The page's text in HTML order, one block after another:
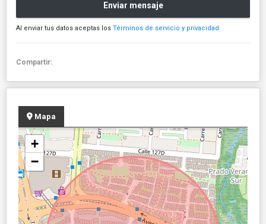
Enviar mensaje
Al enviar tus datos aceptas los Términos de servicio y privacidad
Compartir:
Mapa
+
−